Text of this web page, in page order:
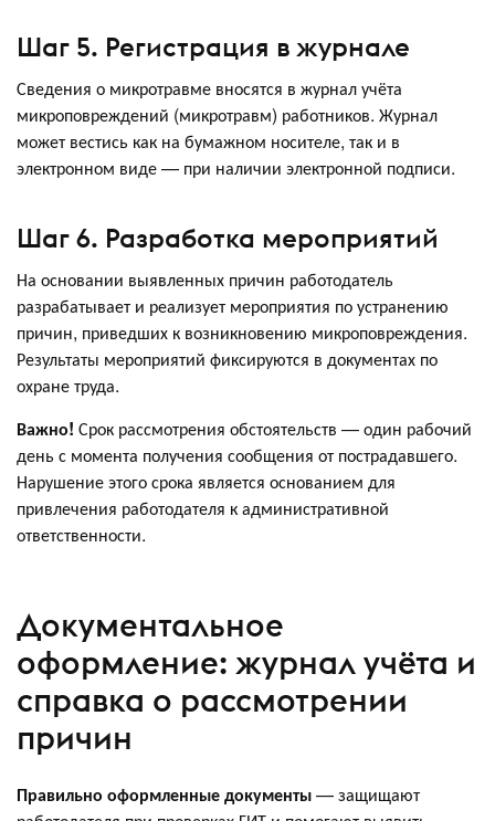
Шаг 5. Регистрация в журнале
Сведения о микротравме вносятся в журнал учёта
микроповреждений (микротравм) работников. Журнал
может вестись как на бумажном носителе, так и в
электронном виде — при наличии электронной подписи.
Шаг 6. Разработка мероприятий
На основании выявленных причин работодатель
разрабатывает и реализует мероприятия по устранению
причин, приведших к возникновению микроповреждения.
Результаты мероприятий фиксируются в документах по
охране труда.
Важно! Срок рассмотрения обстоятельств — один рабочий
день с момента получения сообщения от пострадавшего.
Нарушение этого срока является основанием для
привлечения работодателя к административной
ответственности.
Документальное
оформление: журнал учёта и
справка о рассмотрении
причин
Правильно оформленные документы— защищают